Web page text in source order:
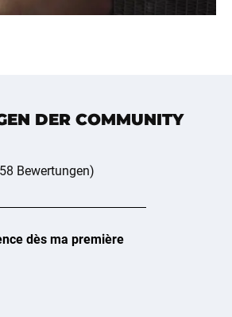
DER COMMUNITY
Bewertungen)